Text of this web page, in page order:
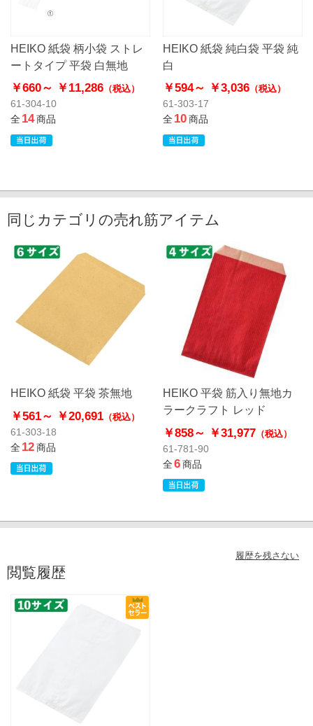
HEIKO 紙袋 柄小袋 ストレ
ートタイプ 平袋 白無地
￥660～ ￥11,286 （税込）
61-304-10
全14商品
HEIKO 紙袋 純白袋 平袋 純
白
￥594～ ￥3,036（税込）
61-303-17
全10商品
同じカテゴリの売れ筋アイテム
HEIKO 紙袋 平袋 茶無地
￥561～ ￥20,691 （税込）
61-303-18
全12商品
HEIKO 平袋 筋入り無地カ
ラークラフト レッド
￥858～ ￥31,977（税込）
61-781-90
全6商品
履歴を残さない
閲覧履歴